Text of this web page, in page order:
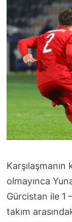
olmayınca
Gürcistan ile 1
takım